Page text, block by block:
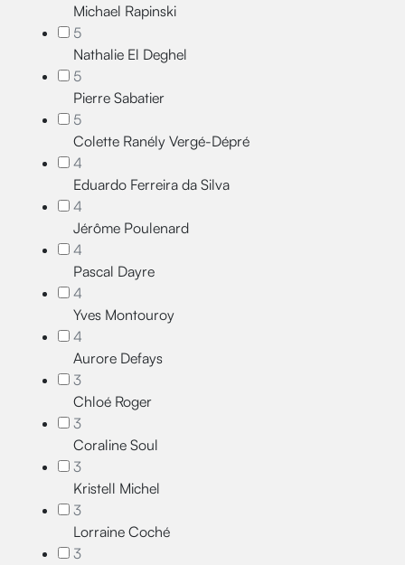
Michael Rapinski
5
Nathalie El Deghel
5
Pierre Sabatier
5
Colette Ranély Vergé-Dépré
4
Eduardo Ferreira da Silva
4
Jérôme Poulenard
4
Pascal Dayre
4
Yves Montouroy
4
Aurore Defays
3
Chloé Roger
3
Coraline Soul
3
Kristell Michel
3
Lorraine Coché
3